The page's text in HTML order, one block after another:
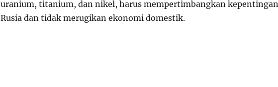
uranium, titanium, dan nikel, harus mempertimbangkan kepentingan
Rusia dan tidak merugikan ekonomi domestik.